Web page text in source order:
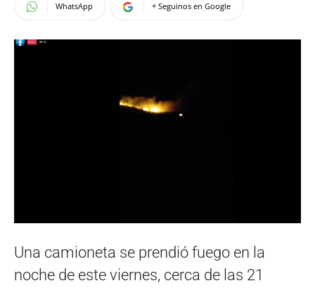
WhatsApp + Seguinos en Google
Una camioneta se prendió fuego en la
noche de este viernes, cerca de las 21